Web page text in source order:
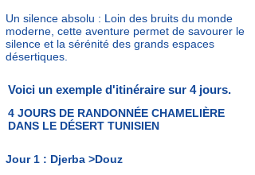
Un silence absolu : Loin des bruits du monde
moderne, cette aventure permet de savourer le
silence et la sérénité des grands espaces
désertiques.
Voici un exemple d'itinéraire sur 4 jours.
4 JOURS DE RANDONNÉE CHAMELIÈRE
DANS LE DÉSERT TUNISIEN
Jour 1 : Djerba >Douz